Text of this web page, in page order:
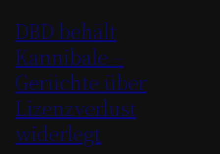
DBD behält
Kannibale –
Gerüchte über
Lizenzverlust
widerlegt